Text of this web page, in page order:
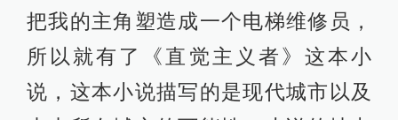
把我的主角塑造成一个电梯维修员，
所以就有了《直觉主义者》这本小
说，这本小说描写的是现代城市以及